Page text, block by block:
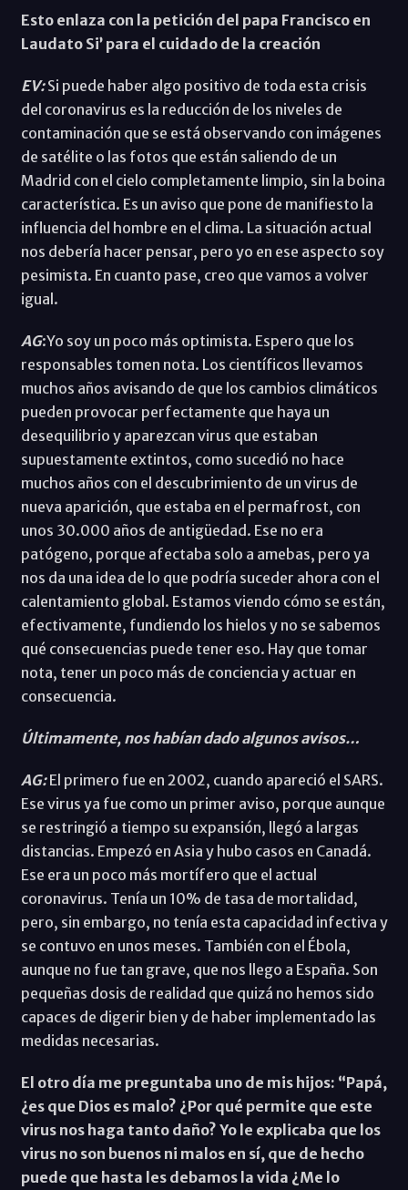
Esto enlaza con la petición del papa Francisco en
Laudato Si’ para el cuidado de la creación
EV:Si puede haber algo positivo de toda esta crisis
del coronavirus es la reducción de los niveles de
contaminación que se está observando con imágenes
de satélite o las fotos que están saliendo de un
Madrid con el cielo completamente limpio, sin la boina
característica. Es un aviso que pone de manifiesto la
influencia del hombre en el clima. La situación actual
nos debería hacer pensar, pero yo en ese aspecto soy
pesimista. En cuanto pase, creo que vamos a volver
igual.
AG:Yo soy un poco más optimista. Espero que los
responsables tomen nota. Los científicos llevamos
muchos años avisando de que los cambios climáticos
pueden provocar perfectamente que haya un
desequilibrio y aparezcan virus que estaban
supuestamente extintos, como sucedió no hace
muchos años con el descubrimiento de un virus de
nueva aparición, que estaba en el permafrost, con
unos 30.000 años de antigüedad. Ese no era
patógeno, porque afectaba solo a amebas, pero ya
nos da una idea de lo que podría suceder ahora con el
calentamiento global. Estamos viendo cómo se están,
efectivamente, fundiendo los hielos y no se sabemos
qué consecuencias puede tener eso. Hay que tomar
nota, tener un poco más de conciencia y actuar en
consecuencia.
Últimamente, nos habían dado algunos avisos…
AG:El primero fue en 2002, cuando apareció el SARS.
Ese virus ya fue como un primer aviso, porque aunque
se restringió a tiempo su expansión, llegó a largas
distancias. Empezó en Asia y hubo casos en Canadá.
Ese era un poco más mortífero que el actual
coronavirus. Tenía un 10% de tasa de mortalidad,
pero, sin embargo, no tenía esta capacidad infectiva y
se contuvo en unos meses. También con el Ébola,
aunque no fue tan grave, que nos llego a España. Son
pequeñas dosis de realidad que quizá no hemos sido
capaces de digerir bien y de haber implementado las
medidas necesarias.
El otro día me preguntaba uno de mis hijos: “Papá,
¿es que Dios es malo? ¿Por qué permite que este
virus nos haga tanto daño? Yo le explicaba que los
virus no son buenos ni malos en sí, que de hecho
puede que hasta les debamos la vida ¿Me lo